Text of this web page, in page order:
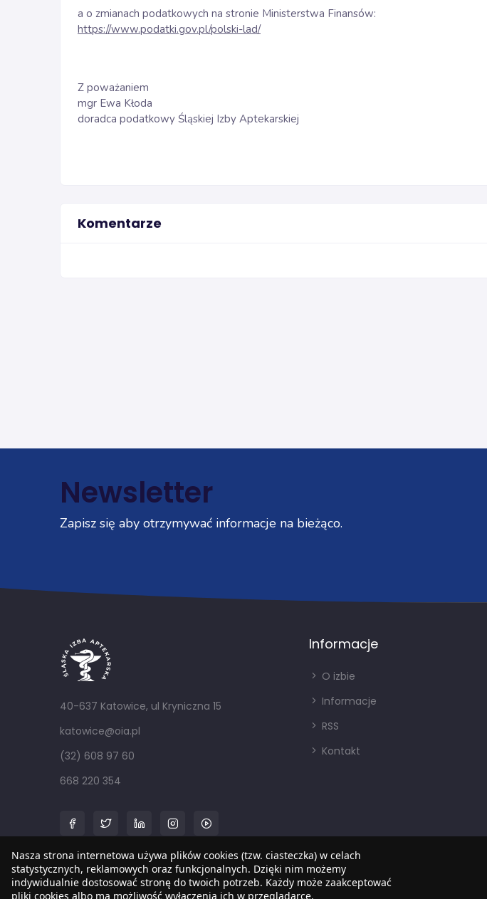
a o zmianach podatkowych na stronie Ministerstwa Finansów:
https://www.podatki.gov.pl/polski-lad/
Z poważaniem
mgr Ewa Kłoda
doradca podatkowy Śląskiej Izby Aptekarskiej
Komentarze
Newsletter
Zapisz się aby otrzymywać informacje na bieżąco.
40-637 Katowice, ul Kryniczna 15
katowice@oia.pl
(32) 608 97 60
668 220 354
Informacje
O izbie
Informacje
RSS
Kontakt
Copyright © 2022
Nasza strona internetowa używa plików cookies (tzw. ciasteczka) w celach
statystycznych, reklamowych oraz funkcjonalnych. Dzięki nim możemy
indywidualnie dostosować stronę do twoich potrzeb. Każdy może zaakceptować
pliki cookies albo ma możliwość wyłączenia ich w przeglądarce.